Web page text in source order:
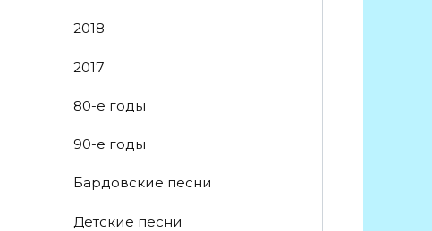
2018
2017
80-е годы
90-е годы
Бардовские песни
Детские песни